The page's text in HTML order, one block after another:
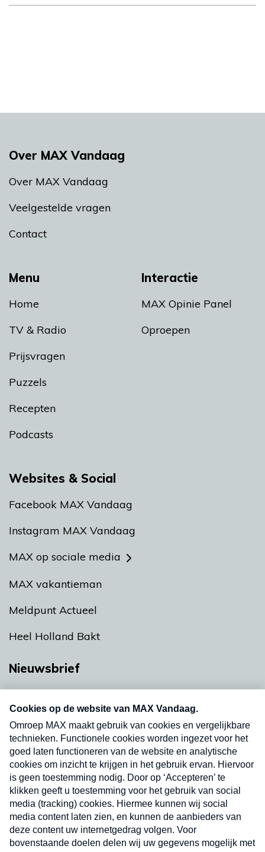
Menu
Home
TV & Radio
Prijsvragen
Puzzels
Recepten
Podcasts
Interactie
MAX Opinie Panel
Oproepen
Over MAX Vandaag
Over MAX Vandaag
Veelgestelde vragen
Contact
Websites & Social
Facebook MAX Vandaag
Instagram MAX Vandaag
MAX op sociale media
MAX vakantieman
Meldpunt Actueel
Heel Holland Bakt
Nieuwsbrief
nieuwsbrief. Elke vrijdag- en dinsdagochtend in
uw mailbox.
Verzend